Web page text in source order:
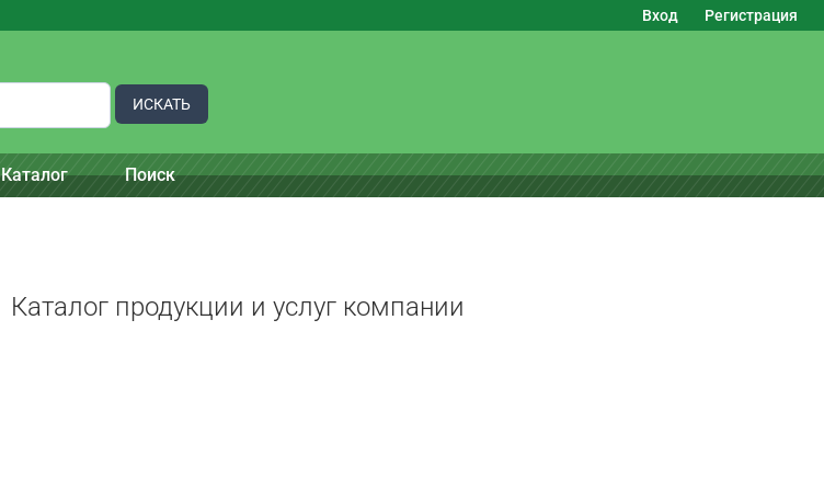
Вход Регистрация
ИСКАТЬ
Каталог Поиск
Каталог продукции и услуг компании